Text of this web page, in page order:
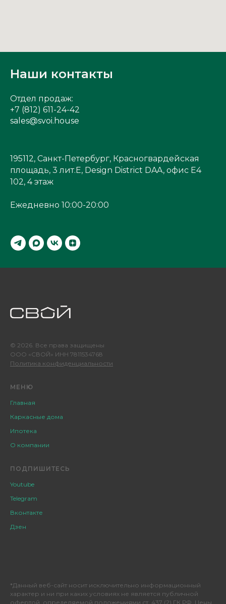
Наши контакты
Отдел продаж:
+7 (812) 611-24-42
sales@svoi.house
195112, Санкт-Петербург, Красногвардейская
площадь, 3 лит.Е, Design District DAA, офис Е4
102, 4 этаж
Ежедневно 10:00-20:00
© 2026. Все права защищены
ООО «СВОЙ» ИНН 7811534768
Политика конфиденциальности
МЕНЮ
Главная
Каркасные дома
Ипотека
О компании
ПОДПИШИТЕСЬ
Youtube
Telegram
Вконтакте
Дзен
*Данный веб-сайт носит исключительно информационный
характер и ни при каких условиях не является публичной
офертой, определяемой положениями ст. 437 (2) ГК РФ. Цены